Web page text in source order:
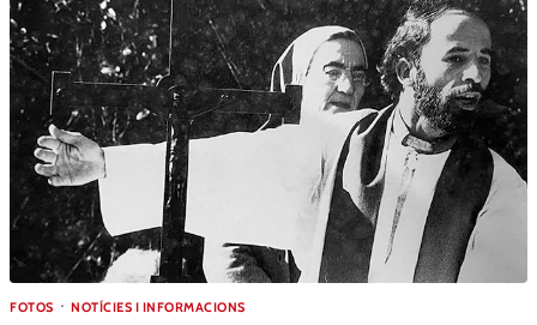
FOTOS NOTÍCIES I INFORMACIONS